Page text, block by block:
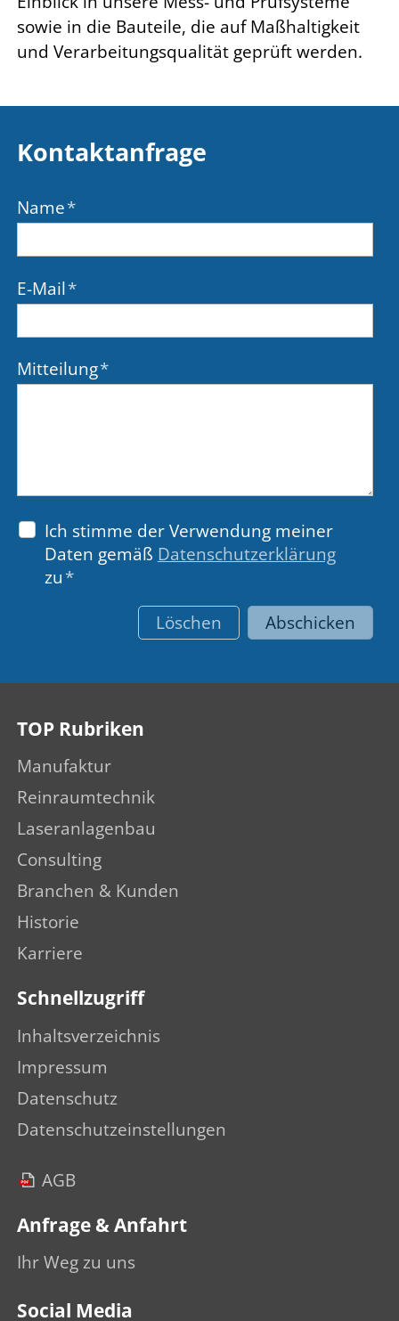
sowie in die Bauteile, die auf Maßhaltigkeit
und Verarbeitungsqualität geprüft werden.
Kontaktanfrage
Name*
E-Mail*
Mitteilung*
Ich stimme der Verwendung meiner
Daten gemäß Datenschutzerklärung
zu*
Löschen
Abschicken
TOP Rubriken
Manufaktur
Reinraumtechnik
Laseranlagenbau
Consulting
Branchen & Kunden
Historie
Karriere
Schnellzugriff
Inhaltsverzeichnis
Impressum
Datenschutz
Datenschutzeinstellungen
AGB
Anfrage & Anfahrt
Ihr Weg zu uns
Social Media